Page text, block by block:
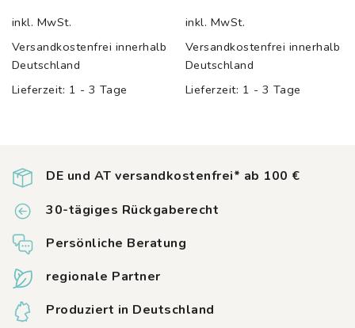
Produkt
mehrere
Varianten
auf.
der
Produktseite
gewählt
werden
inkl. MwSt.
Versandkostenfrei innerhalb
Deutschland
Lieferzeit: 1 - 3 Tage
Produkt
mehrere
Varianten
auf.
der
gewählt
inkl. MwSt.
Versandkostenfrei innerhalb
Deutschland
Lieferzeit: 1 - 3 Tage
DE und AT versandkostenfrei* ab 100 €
30-tägiges Rückgaberecht
Persönliche Beratung
regionale Partner
Produziert in Deutschland